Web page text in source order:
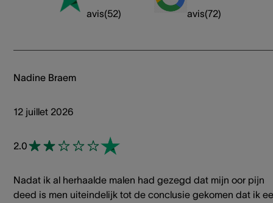
avis(52) avis(72)
Nadine Braem
12 juillet 2026
2.0
Nadat ik al herhaalde malen had gezegd dat mijn oor pijn
deed is men uiteindelijk tot de conclusie gekomen dat ik